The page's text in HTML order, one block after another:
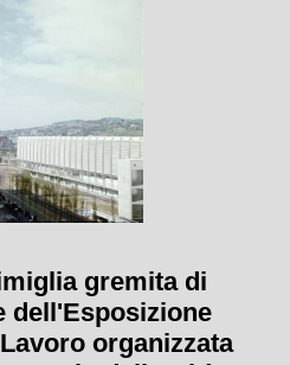
gremita di
dell'Esposizione
organizzata